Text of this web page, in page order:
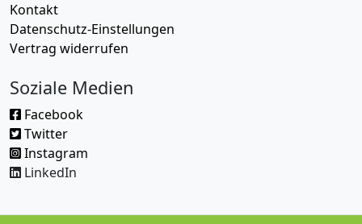
Kontakt
Datenschutz-Einstellungen
Vertrag widerrufen
Soziale Medien
Facebook
Twitter
Instagram
LinkedIn